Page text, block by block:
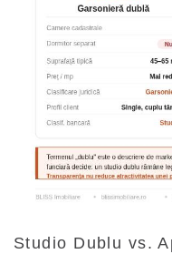
Studio Dublu vs.